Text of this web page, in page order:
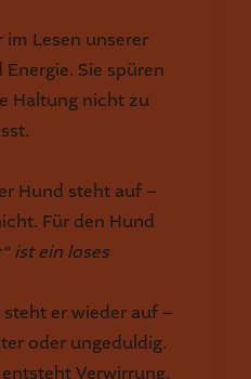
im Lesen unserer
Sie spüren
Haltung nicht zu
Hund steht auf –
Für den Hund
ist ein loses
er wieder auf –
oder ungeduldig.
Verwirrung,